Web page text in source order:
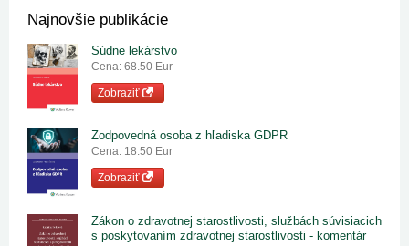
Najnovšie publikácie
Súdne lekárstvo
Cena: 68.50 Eur
Zobraziť
Zodpovedná osoba z hľadiska GDPR
Cena: 18.50 Eur
Zobraziť
Zákon o zdravotnej starostlivosti, službách súvisiacich
s poskytovaním zdravotnej starostlivosti - komentár